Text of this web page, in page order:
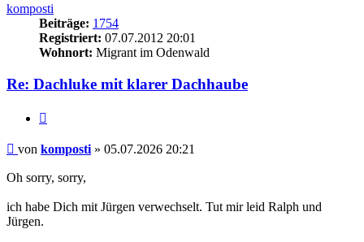
komposti
Beiträge: 1754
Registriert: 07.07.2012 20:01
Wohnort: Migrant im Odenwald
Re: Dachluke mit klarer Dachhaube
Beitrag
von komposti » 05.07.2026 20:21
Oh sorry, sorry,
ich habe Dich mit Jürgen verwechselt. Tut mir leid Ralph und
Jürgen.